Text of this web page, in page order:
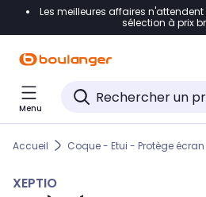
Accéder directement à la
Accéder directement au pied
Accéder directement au
Les meilleures affaires
sélection à prix
Menu
Accueil Coque - Etui - Protège écran
XEPTIO